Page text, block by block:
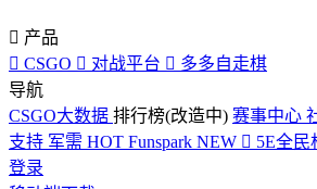
 产品
 CSGO  对战平台  多多自走棋
导航
CSGO大数据 排行榜(改造中) 赛事中心
支持 军需 HOT Funspark NEW  5E全民
登录